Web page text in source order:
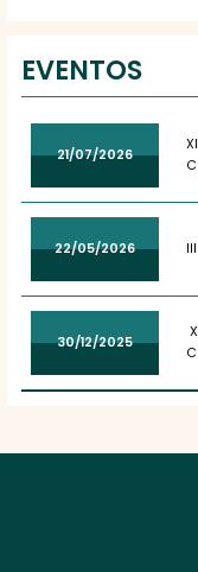
EVENTOS
21/07/2026
22/05/2026
30/12/2025